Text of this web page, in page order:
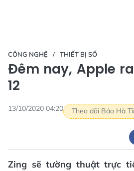
CÔNG NGHỆ THIẾT BỊ SỐ
Đêm nay, Apple
12
13/10/2020 04:20 Theo dõi Báo Hà
Zing sẽ tường thuật trực